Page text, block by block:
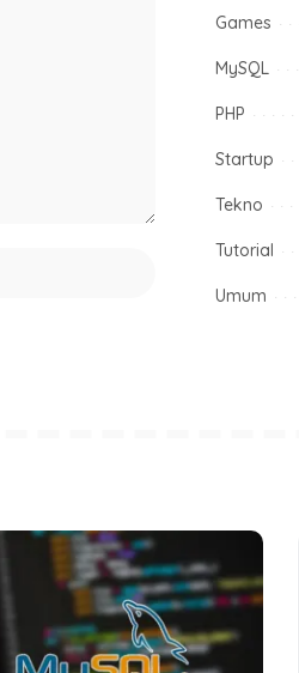
Games
MySQL
PHP
Startup
Tekno
Tutorial
Umum